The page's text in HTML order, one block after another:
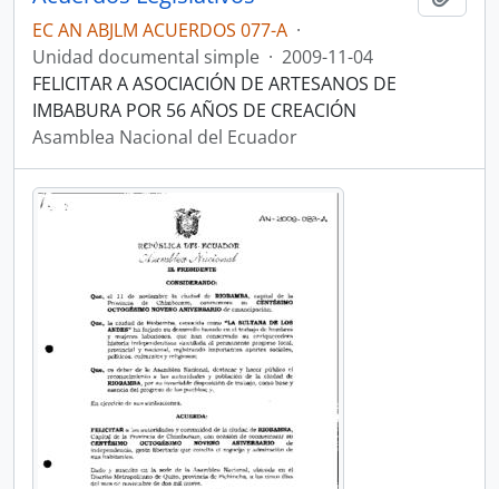
EC AN ABJLM ACUERDOS 077-A ·
Unidad documental simple · 2009-11-04
FELICITAR A ASOCIACIÓN DE ARTESANOS DE
IMBABURA POR 56 AÑOS DE CREACIÓN
Asamblea Nacional del Ecuador